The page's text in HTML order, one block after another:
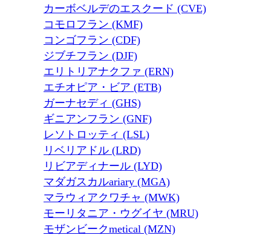
カーボベルデのエスクード (CVE)
コモロフラン (KMF)
コンゴフラン (CDF)
ジブチフラン (DJF)
エリトリアナクファ (ERN)
エチオピア・ビア (ETB)
ガーナセディ (GHS)
ギニアンフラン (GNF)
レソトロッティ (LSL)
リベリアドル (LRD)
リビアディナール (LYD)
マダガスカルariary (MGA)
マラウィアクワチャ (MWK)
モーリタニア・ウグイヤ (MRU)
モザンビークmetical (MZN)